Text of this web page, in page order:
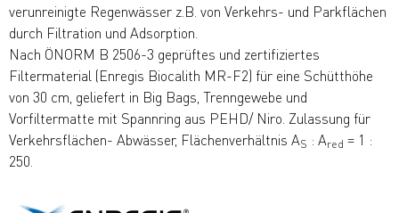
verunreinigte Regenwässer z.B. von Verkehrs- und Parkflächen
durch Filtration und Adsorption.
Nach ÖNORM B 2506-3 geprüftes und zertifiziertes
Filtermaterial (Enregis Biocalith MR-F2) für eine Schütthöhe
von 30 cm, geliefert in Big Bags, Trenngewebe und
Vorfiltermatte mit Spannring aus PEHD/ Niro. Zulassung für
Verkehrsflächen- Abwässer, Flächenverhältnis AS : Ared = 1 :
250.